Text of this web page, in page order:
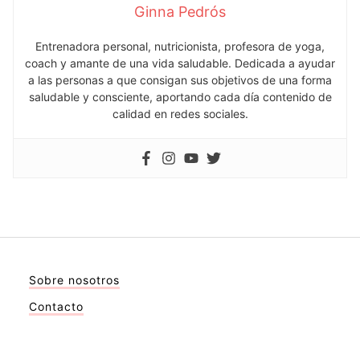
Ginna Pedrós
Entrenadora personal, nutricionista, profesora de yoga,
coach y amante de una vida saludable. Dedicada a ayudar
a las personas a que consigan sus objetivos de una forma
saludable y consciente, aportando cada día contenido de
calidad en redes sociales.
Sobre nosotros
Contacto